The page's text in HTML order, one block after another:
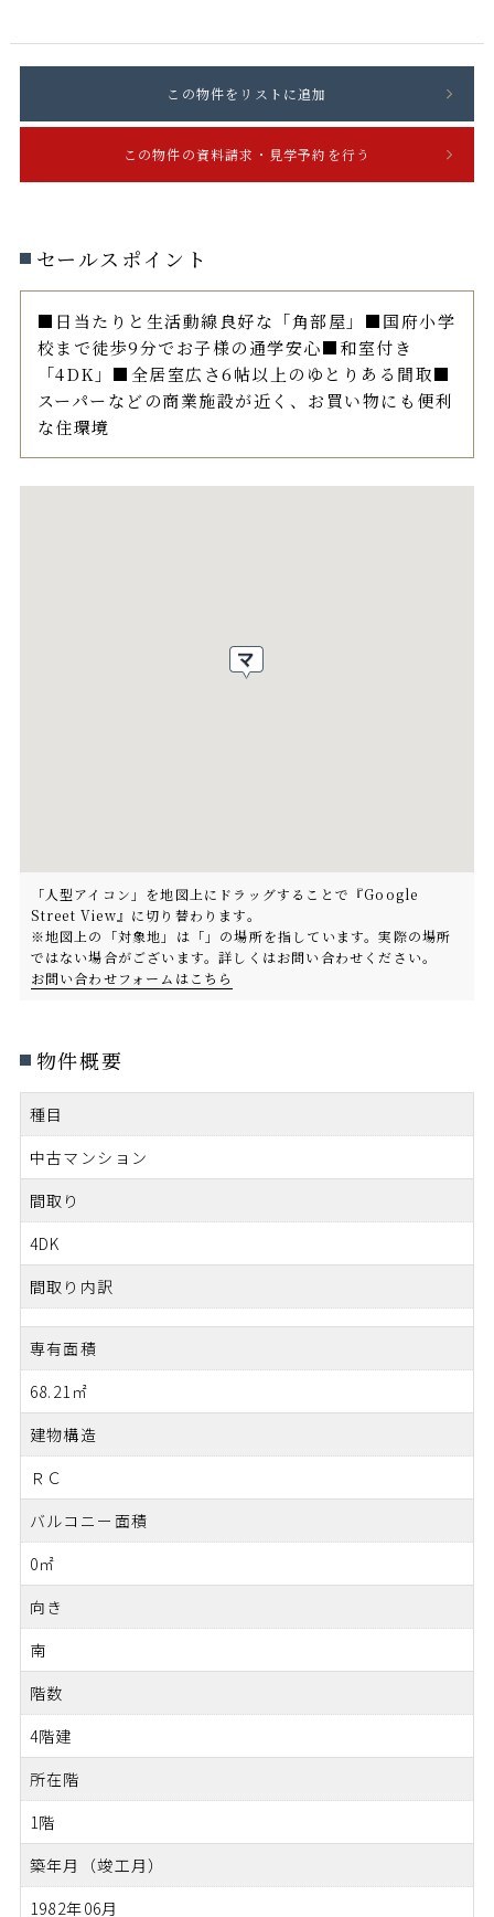
セールスポイント
■日当たりと生活動線良好な「角部屋」■国府小学
校まで徒歩9分でお子様の通学安心■和室付き
「4DK」■全居室広さ6帖以上のゆとりある間取■
スーパーなどの商業施設が近く、お買い物にも便利
な住環境
「人型アイコン」を地図上にドラッグすることで『Google
Street View』に切り替わります。
※地図上の「対象地」は「」の場所を指しています。実際の場所
ではない場合がございます。詳しくはお問い合わせください。
お問い合わせフォームはこちら
物件概要
種目
中古マンション
間取り
4DK
間取り内訳
専有面積
68.21㎡
建物構造
ＲＣ
バルコニー面積
0㎡
向き
南
階数
4階建
所在階
1階
築年月（竣工月）
1982年06月